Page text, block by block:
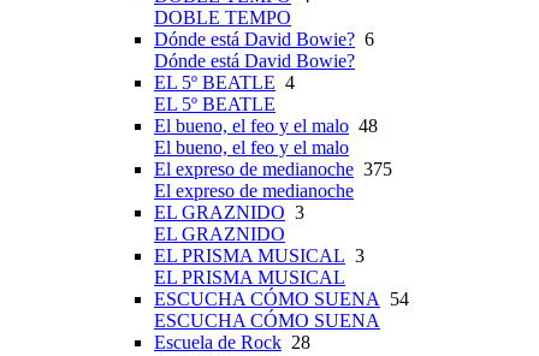
DOBLE TEMPO
Dónde está David Bowie? 6
Dónde está David Bowie?
EL 5º BEATLE 4
EL 5º BEATLE
El bueno, el feo y el malo 48
El bueno, el feo y el malo
El expreso de medianoche 375
El expreso de medianoche
EL GRAZNIDO 3
EL GRAZNIDO
EL PRISMA MUSICAL 3
EL PRISMA MUSICAL
ESCUCHA CÓMO SUENA
54
ESCUCHA CÓMO SUENA
Escuela de Rock 28